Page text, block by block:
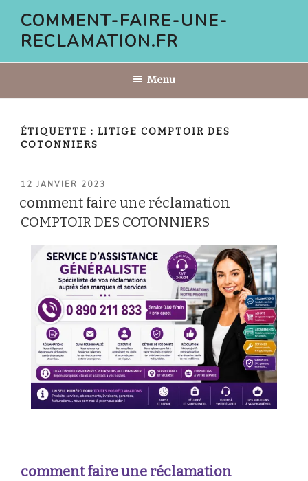
contenu
COMMENT-FAIRE-UNE-
RECLAMATION.FR
Menu
ÉTIQUETTE : LITIGE COMPTOIR DES
COTONNIERS
PUBLIÉ
12 JANVIER 2023
comment faire une réclamation
COMPTOIR DES COTONNIERS
comment faire une réclamation